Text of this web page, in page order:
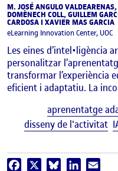
M. JOSÉ ANGULO
DOMÈNECH COLL, GUILLEM
CARDOSA I XAVIER MAS GARCIA
eLearning Innovation Center, UOC
Les eines d’intel•ligència
personalitzar
transformar l’experiència
eficient i adaptatiu. La
aprenentatge
disseny de l'activitat
Facebook BlueskyLinkedIn